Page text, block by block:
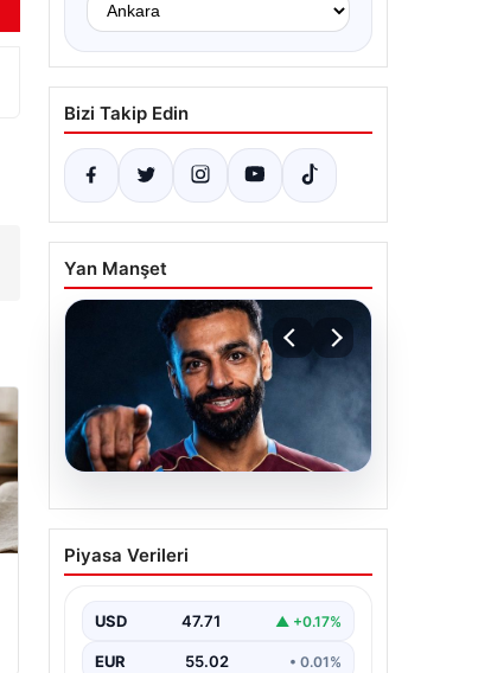
Bizi Takip Edin
Yan Manşet
05.08.2026
Mohamed Salah
transferinin detayları
Piyasa Verileri
USD 47.71 ▲ +0.17%
EUR 55.02 • 0.01%